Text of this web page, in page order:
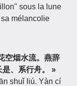
sous la lune
mélancolie
空烟水流。燕辞
、系行舟。 »
shuǐ liú. Yàn cí